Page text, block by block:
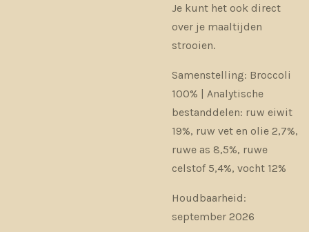
Je kunt het ook direct
over je maaltijden
strooien.
Samenstelling: Broccoli
100% | Analytische
bestanddelen: ruw eiwit
19%, ruw vet en olie 2,7%,
ruwe as 8,5%, ruwe
celstof 5,4%, vocht 12%
Houdbaarheid:
september 2026